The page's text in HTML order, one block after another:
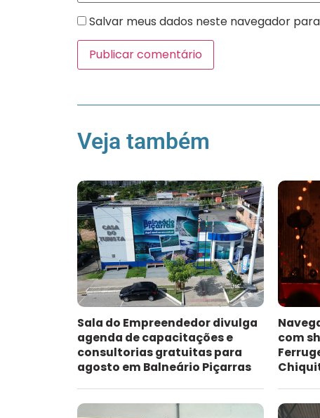
Salvar meus dados neste navegador
Veja também
Sala do Empreendedor divulga
agenda de capacitações e
consultorias gratuitas para
agosto em Balneário Piçarras
com